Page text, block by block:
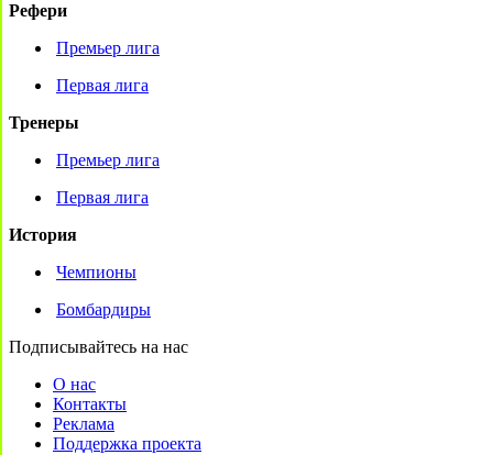
Рефери
Премьер лига
Первая лига
Тренеры
Премьер лига
Первая лига
История
Чемпионы
Бомбардиры
Подписывайтесь на нас
О нас
Контакты
Реклама
Поддержка проекта